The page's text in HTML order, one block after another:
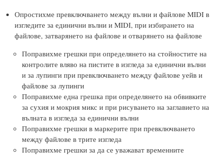
Опростихме превключването между вълни и файлове MIDI в
изгледите за единични вълни и MIDI, при избирането на
файлове, затварянето на файлове и отварянето на файлове
Поправихме грешки при определянето на стойностите на
контролите вляво на пистите в изгледа за единични вълни
и за лупинги при превключването между файлове уейв и
файлове за лупинги
Поправихме една грешка при определянето на обвивките
за сухия и мокрия микс и при рисуването на заглавието на
вълната в изгледа за единични вълни
Поправихме грешки в маркерите при превключването
между файлове в трите изгледа
Поправихме грешки за да се уважават временните